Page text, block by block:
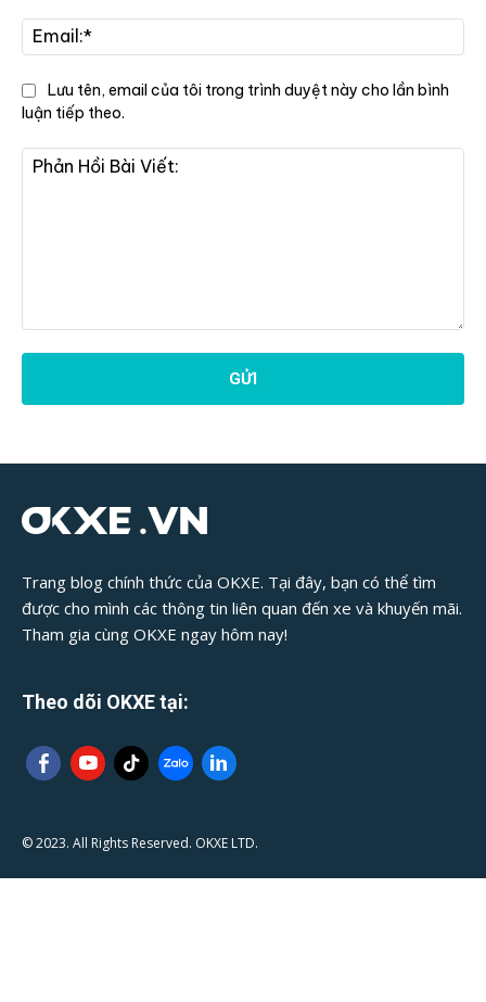
Viết:
Lưu tên, email của tôi trong trình duyệt này cho lần bình
luận tiếp theo.
Trang blog chính thức của OKXE. Tại đây, bạn có thể tìm
được cho mình các thông tin liên quan đến xe và khuyến mãi.
Tham gia cùng OKXE ngay hôm nay!
Theo dõi OKXE tại:
© 2023. All Rights Reserved. OKXE LTD.